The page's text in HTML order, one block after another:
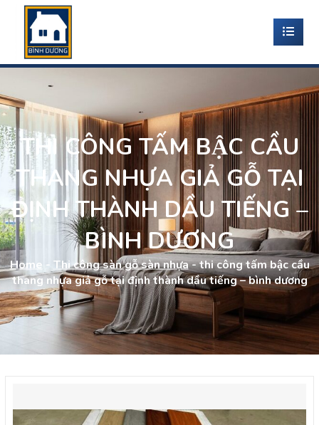
THI CÔNG TẤM BẬC CẦU
THANG NHỰA GIẢ GỖ TẠI
ĐỊNH THÀNH DẦU TIẾNG –
BÌNH DƯƠNG
Home - Thi công sàn gỗ sàn nhựa-thi công tấm bậc cầu
thang nhựa giả gỗ tại định thành dầu tiếng – bình dương